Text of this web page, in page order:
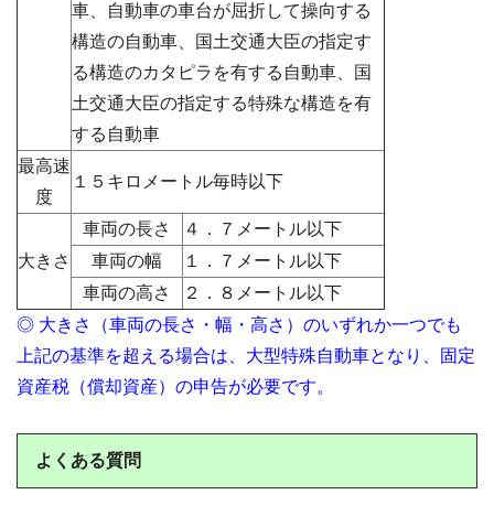
車、自動車の車台が屈折して操向する
構造の自動車、国土交通大臣の指定す
る構造のカタピラを有する自動車、国
土交通大臣の指定する特殊な構造を有
する自動車
最高速
度
１５キロメートル毎時以下
大きさ
車両の長さ
４．７メートル以下
車両の幅
１．７メートル以下
車両の高さ
２．８メートル以下
◎ 大きさ（車両の長さ・幅・高さ）のいずれか一つでも
上記の基準を超える場合は、大型特殊自動車となり、固定
資産税（償却資産）の申告が必要です。
よくある質問